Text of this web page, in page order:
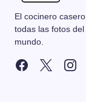
El cocinero
todas las fotos
mundo.